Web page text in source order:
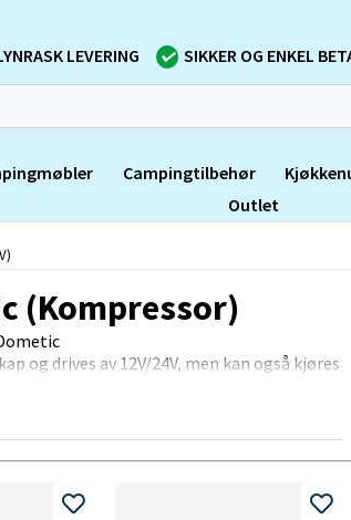
LEVERING SIKKER OG ENKEL
Campingtilbehør
Outlet
(Kompressor)
og drives av 12V/24V, men kan også kjøres